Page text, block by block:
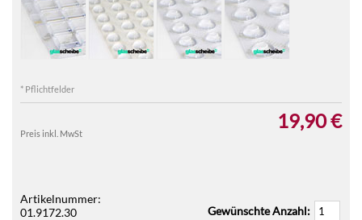
* Pflichtfelder
Preis inkl. MwSt
19,90 €
Artikelnummer:
01.9172.30
Gewünschte Anzahl: